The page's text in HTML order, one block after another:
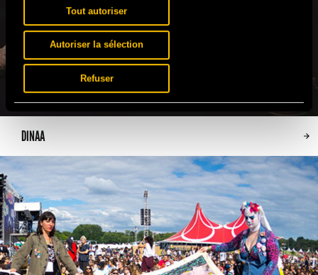
Tout autoriser
Autoriser la sélection
Refuser
DINAA